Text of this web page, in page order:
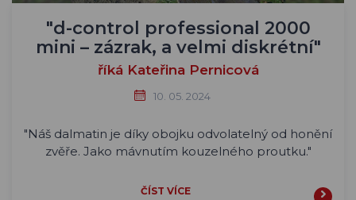
"d-control professional 2000
mini – zázrak, a velmi diskrétní"
říká Kateřina Pernicová
10. 05. 2024
"Náš dalmatin je díky obojku odvolatelný od honění
zvěře. Jako mávnutím kouzelného proutku."
ČÍST VÍCE